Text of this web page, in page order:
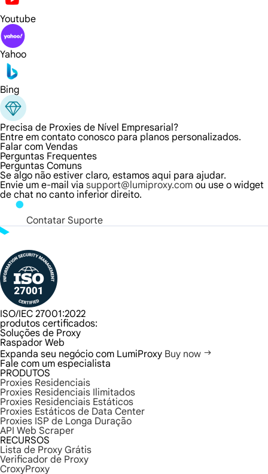
Youtube
Yahoo
Bing
Precisa de Proxies de Nível Empresarial?
Entre em contato conosco para planos personalizados.
Falar com Vendas
Perguntas Frequentes
Perguntas Comuns
Se algo não estiver claro, estamos aqui para ajudar.
Envie um e-mail via support@lumiproxy.com ou use o widget
de chat no canto inferior direito.
Contatar Suporte
ISO/IEC 27001:2022
produtos certificados:
Soluções de Proxy
Raspador Web
Expanda seu negócio com LumiProxy Buy now
Fale com um especialista
PRODUTOS
Proxies Residenciais
Proxies Residenciais Ilimitados
Proxies Residenciais Estáticos
Proxies Estáticos de Data Center
Proxies ISP de Longa Duração
API Web Scraper
RECURSOS
Lista de Proxy Grátis
Verificador de Proxy
CroxyProxy